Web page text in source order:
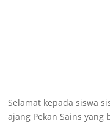
Selamat kepada siswa
ajang Pekan Sains